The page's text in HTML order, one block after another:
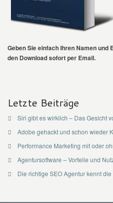
Geben Sie einfach Ihren Namen
den Download sofort per Email.
Letzte Beiträge
Siri gibt es wirklich – Das Gesicht
Adobe gehackt und schon wieder
Performance Marketing mit oder
Agentursoftware – Vorteile und
Die richtige SEO Agentur kennt